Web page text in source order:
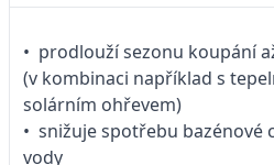
• prodlouží sezonu koupání
(v kombinaci například s
solárním ohřevem)
• snižuje spotřebu bazénové
vody